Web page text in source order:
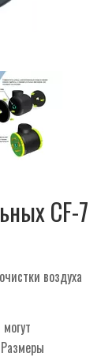
CF-7
воздуха